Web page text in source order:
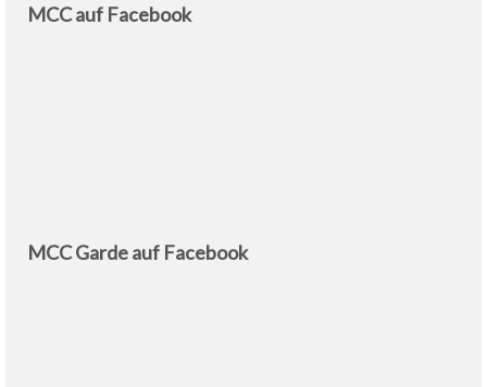
MCC auf Facebook
MCC Garde auf Facebook